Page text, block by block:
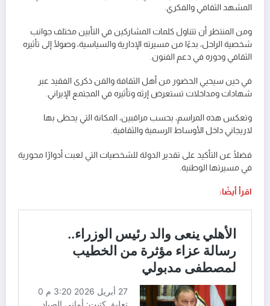
المشهد الثقافي والفكري.
ومن المنتظر أن تتناول كلمات المشاركين في التأبين مختلف جوانب
شخصية الراحل، بدءًا من مسيرته الإدارية والسياسية، وصولًا إلى تأثيره
الثقافي ودوره في دعم الفنون.
في حين سيحيي الحضور من أهل الثقافة والفن ذكرى الفقيد عبر
شهادات ومداخلات تستعرض إرثه وتأثيره في المجتمع الإيراني.
وتعكس هذه المراسم، بحسب مراقبين، المكانة التي يحظى بها
لاريجاني داخل الأوساط الرسمية والثقافية.
فضلًا عن التأكيد على تقدير الدولة للشخصيات التي لعبت أدوارًا محورية
في مسيرتها الوطنية.
اقرأ أيضًا: